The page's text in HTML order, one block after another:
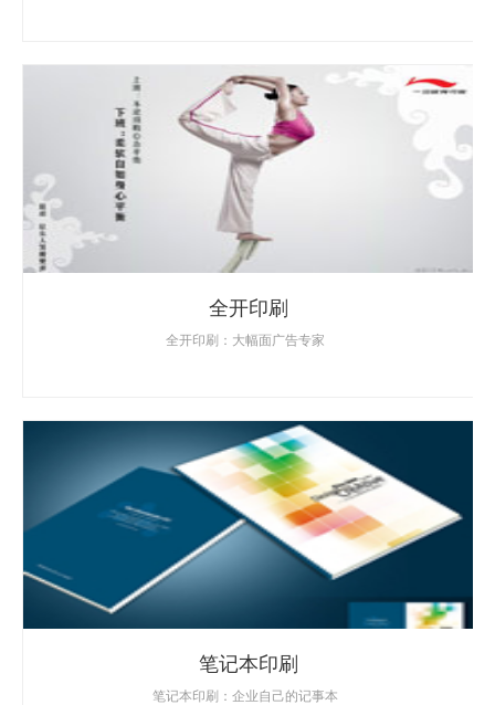
全开印刷
全开印刷：大幅面广告专家
笔记本印刷
笔记本印刷：企业自己的记事本